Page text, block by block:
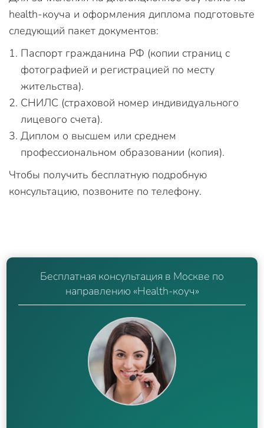
health-коуча и оформления диплома подготовьте
следующий пакет документов:
Паспорт гражданина РФ (копии страниц с
фотографией и регистрацией по месту
жительства).
СНИЛС (страховой номер индивидуального
лицевого счета).
Диплом о высшем или среднем
профессиональном образовании (копия).
Чтобы получить бесплатную подробную
консультацию, позвоните по телефону.
Бесплатная консультация в Москве по
направлению «Health-коуч»